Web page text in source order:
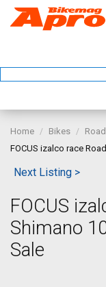
Home Bikes
FOCUS izalco race
Next Listing >
FOCUS
Shimano
Sale